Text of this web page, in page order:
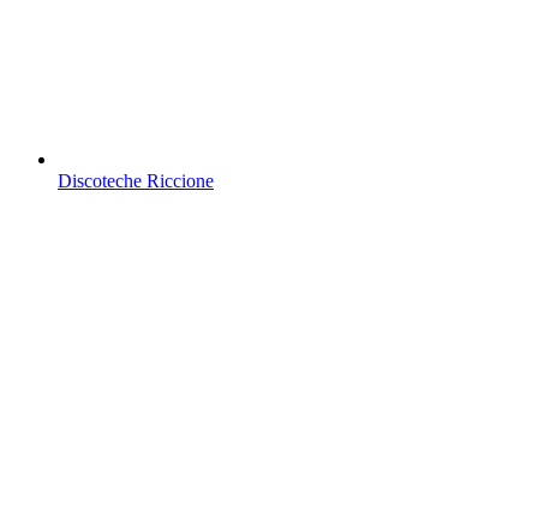
Discoteche Riccione